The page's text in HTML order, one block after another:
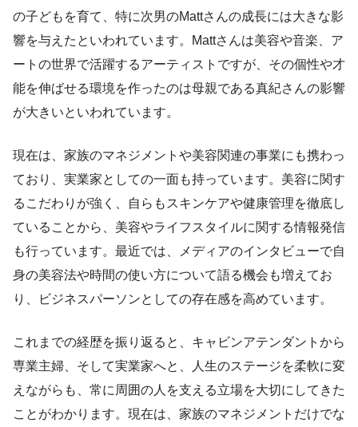
の子どもを育て、特に次男のMattさんの成長には大きな影
響を与えたといわれています。Mattさんは美容や音楽、ア
ートの世界で活躍するアーティストですが、その個性や才
能を伸ばせる環境を作ったのは母親である真紀さんの影響
が大きいといわれています。
現在は、家族のマネジメントや美容関連の事業にも携わっ
ており、実業家としての一面も持っています。美容に関す
るこだわりが強く、自らもスキンケアや健康管理を徹底し
ていることから、美容やライフスタイルに関する情報発信
も行っています。最近では、メディアのインタビューで自
身の美容法や時間の使い方について語る機会も増えてお
り、ビジネスパーソンとしての存在感を高めています。
これまでの経歴を振り返ると、キャビンアテンダントから
専業主婦、そして実業家へと、人生のステージを柔軟に変
えながらも、常に周囲の人を支える立場を大切にしてきた
ことがわかります。現在は、家族のマネジメントだけでな